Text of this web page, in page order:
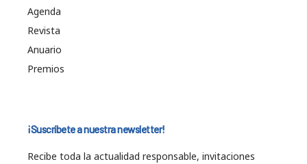
Agenda
Revista
Anuario
Premios
¡Suscríbete a nuestra newsletter!
Recibe toda la actualidad responsable, invitaciones